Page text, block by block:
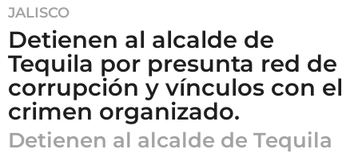
6
m
e
e
s
a
g
JALISCO
Detienen al alcalde de
Tequila por presunta red de
corrupción y vínculos con el
crimen organizado.
Detienen al alcalde de Tequila